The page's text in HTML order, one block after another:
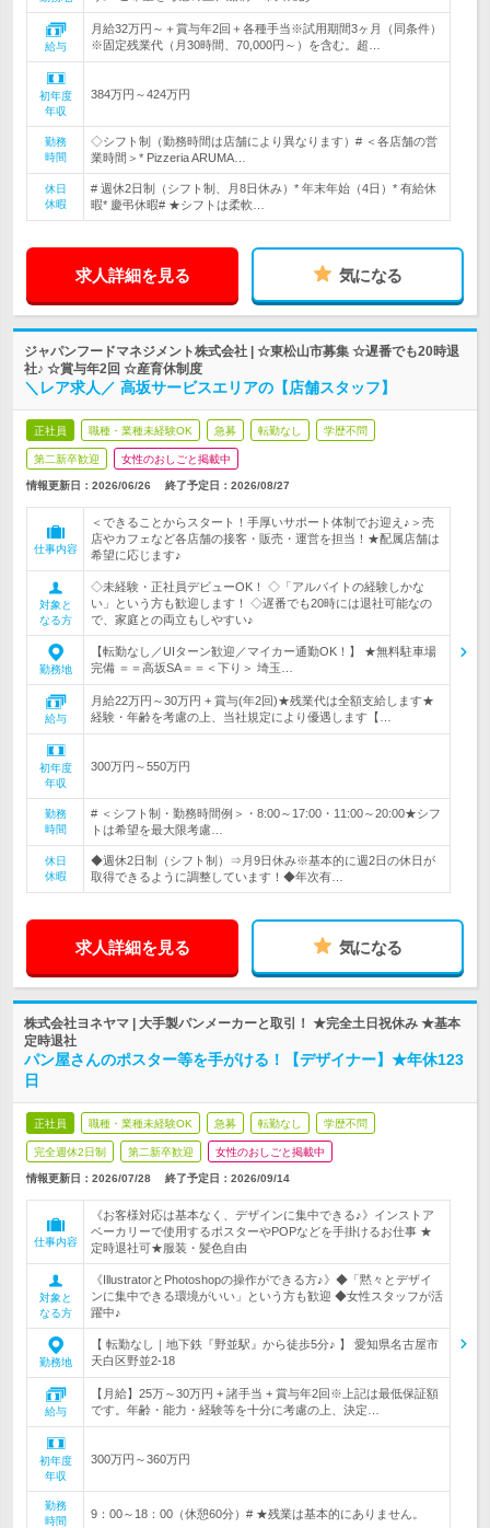
給与
月給32万円～＋賞与年2回＋各種手当※試用期間3ヶ月（同条件）
※固定残業代（月30時間、70,000円～）を含む。超…
初年度
年収
384万円～424万円
勤務
時間
◇シフト制（勤務時間は店舗により異なります）# ＜各店舗の営
業時間＞* Pizzeria ARUMA…
休日
休暇
# 週休2日制（シフト制、月8日休み）* 年末年始（4日）* 有給休
暇* 慶弔休暇# ★シフトは柔軟…
求人詳細を見る 気になる
ジャパンフードマネジメント株式会社 | ☆東松山市募集 ☆遅番でも20時退
社♪ ☆賞与年2回 ☆産育休制度
＼レア求人／ 高坂サービスエリアの【店舗スタッフ】
正社員 職種・業種未経験OK 急募 転勤なし 学歴不問
第二新卒歓迎 女性のおしごと掲載中
情報更新日：2026/06/26 終了予定日： 2026/08/27
仕事内容
＜できることからスタート！手厚いサポート体制でお迎え♪＞売
店やカフェなど各店舗の接客・販売・運営を担当！★配属店舗は
希望に応じます♪
対象と
なる方
◇未経験・正社員デビューOK！ ◇「アルバイトの経験しかな
い」という方も歓迎します！ ◇遅番でも20時には退社可能なの
で、家庭との両立もしやすい♪
勤務地
【転勤なし／UIターン歓迎／マイカー通勤OK！】 ★無料駐車場
完備 ＝＝高坂SA＝＝＜下り＞ 埼玉…
給与
月給22万円～30万円 + 賞与(年2回)★残業代は全額支給します★
経験・年齢を考慮の上、当社規定により優遇します【…
初年度
年収
300万円～550万円
勤務
時間
# ＜シフト制・勤務時間例＞・8:00～17:00・11:00～20:00★シフ
トは希望を最大限考慮…
休日
休暇
◆週休2日制（シフト制）⇒月9日休み※基本的に週2日の休日が
取得できるように調整しています！◆年次有…
求人詳細を見る 気になる
株式会社ヨネヤマ | 大手製パンメーカーと取引！ ★完全土日祝休み ★基本
定時退社
パン屋さんのポスター等を手がける！【デザイナー】★年休123
日
正社員 職種・業種未経験OK 急募 転勤なし 学歴不問
完全週休2日制 第二新卒歓迎 女性のおしごと掲載中
情報更新日：2026/07/28 終了予定日： 2026/09/14
仕事内容
《お客様対応は基本なく、デザインに集中できる♪》インストア
ベーカリーで使用するポスターやPOPなどを手掛けるお仕事 ★
定時退社可★服装・髪色自由
対象と
なる方
《IllustratorとPhotoshopの操作ができる方♪》◆「黙々とデザイ
ンに集中できる環境がいい」という方も歓迎 ◆女性スタッフが活
躍中♪
勤務地
【 転勤なし｜地下鉄『野並駅』から徒歩5分♪ 】 愛知県名古屋市
天白区野並2-18
給与
【月給】25万～30万円 + 諸手当 + 賞与年2回※上記は最低保証額
です。年齢・能力・経験等を十分に考慮の上、決定…
初年度
年収
300万円～360万円
勤務
時間
9：00～18：00（休憩60分）# ★残業は基本的にありません。